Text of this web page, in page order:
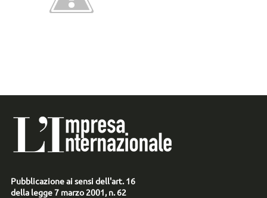
Pubblicazione ai sensi dell'art. 16
della legge 7 marzo 2001, n. 62